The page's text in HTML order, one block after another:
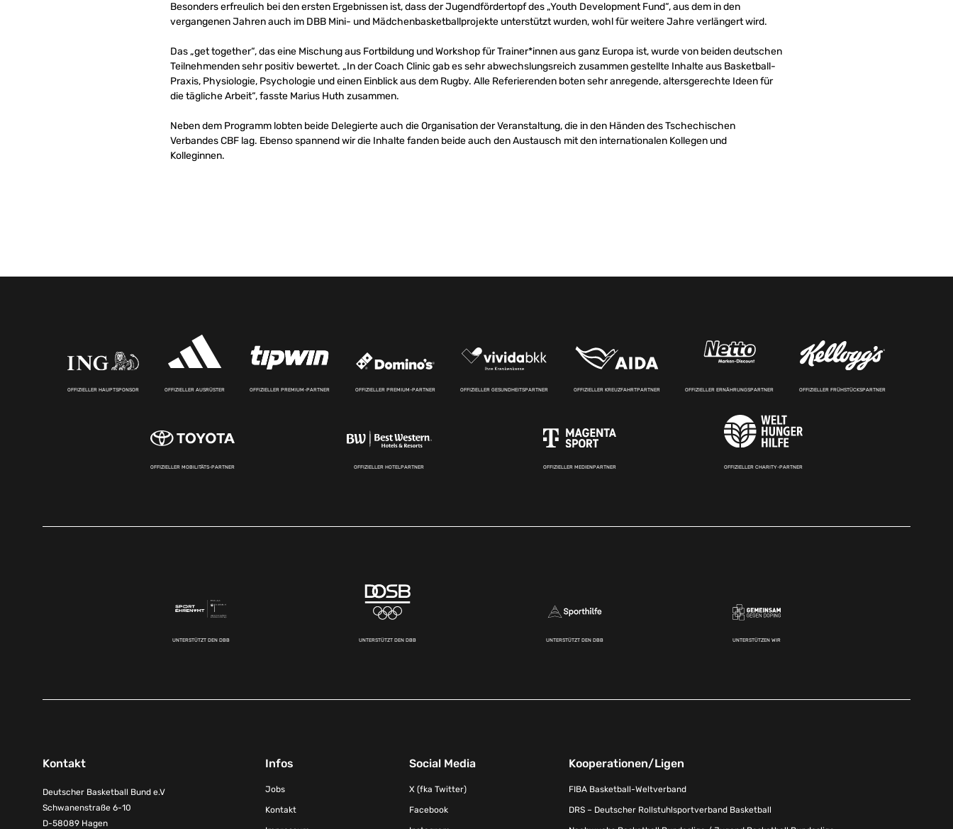
Besonders erfreulich bei den ersten Ergebnissen ist, dass der Jugendfördertopf des „Youth Development Fund“, aus dem in den
vergangenen Jahren auch im DBB Mini- und Mädchenbasketballprojekte unterstützt wurden, wohl für weitere Jahre verlängert wird.
Das „get together“, das eine Mischung aus Fortbildung und Workshop für Trainer*innen aus ganz Europa ist, wurde von beiden deutschen
Teilnehmenden sehr positiv bewertet. „In der Coach Clinic gab es sehr abwechslungsreich zusammen gestellte Inhalte aus Basketball-
Praxis, Physiologie, Psychologie und einen Einblick aus dem Rugby. Alle Referierenden boten sehr anregende, altersgerechte Ideen für
die tägliche Arbeit“, fasste Marius Huth zusammen.
Neben dem Programm lobten beide Delegierte auch die Organisation der Veranstaltung, die in den Händen des Tschechischen
Verbandes CBF lag. Ebenso spannend wir die Inhalte fanden beide auch den Austausch mit den internationalen Kollegen und
Kolleginnen.
OFFIZIELLER HAUPTSPONSOR OFFIZIELLER AUSRÜSTER OFFIZIELLER PREMIUM-PARTNER OFFIZIELLER PREMIUM-PARTNER OFFIZIELLER GESUNDHEITSPARTNER OFFIZIELLER KREUZFAHRTPARTNER OFFIZIELLER ERNÄHRUNGSPARTNER OFFIZIELLER FRÜHSTÜCKSPARTNER
OFFIZIELLER MOBILITÄTS-PARTNER OFFIZIELLER HOTELPARTNER OFFIZIELLER MEDIENPARTNER OFFIZIELLER CHARITY-PARTNER
UNTERSTÜTZT DEN DBB UNTERSTÜTZT DEN DBB UNTERSTÜTZT DEN DBB UNTERSTÜTZEN WIR
Kontakt
Deutscher Basketball Bund e.V
Schwanenstraße 6-10
D-58089 Hagen
Infos
Jobs
Kontakt
Social Media
X (fka Twitter)
Facebook
Kooperationen/Ligen
FIBA Basketball-Weltverband
DRS – Deutscher Rollstuhlsportverband Basketball